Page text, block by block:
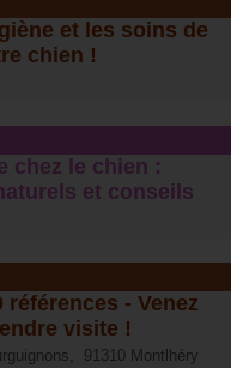
et les soins de
chien !
chez le chien :
et conseil s
références - Venez
visite !
91310 Montlhéry